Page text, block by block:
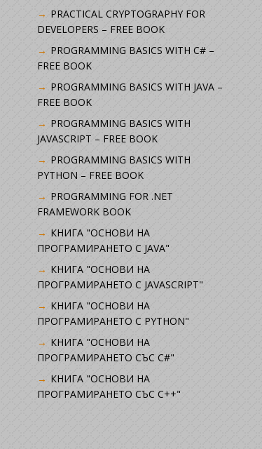
PRACTICAL CRYPTOGRAPHY FOR
DEVELOPERS – FREE BOOK
PROGRAMMING BASICS WITH C# –
FREE BOOK
PROGRAMMING BASICS WITH JAVA –
FREE BOOK
PROGRAMMING BASICS WITH
JAVASCRIPT – FREE BOOK
PROGRAMMING BASICS WITH
PYTHON – FREE BOOK
PROGRAMMING FOR .NET
FRAMEWORK BOOK
КНИГА "ОСНОВИ НА
ПРОГРАМИРАНЕТО С JAVA"
КНИГА "ОСНОВИ НА
ПРОГРАМИРАНЕТО С JAVASCRIPT"
КНИГА "ОСНОВИ НА
ПРОГРАМИРАНЕТО С PYTHON"
КНИГА "ОСНОВИ НА
ПРОГРАМИРАНЕТО СЪС C#"
КНИГА "ОСНОВИ НА
ПРОГРАМИРАНЕТО СЪС C++"